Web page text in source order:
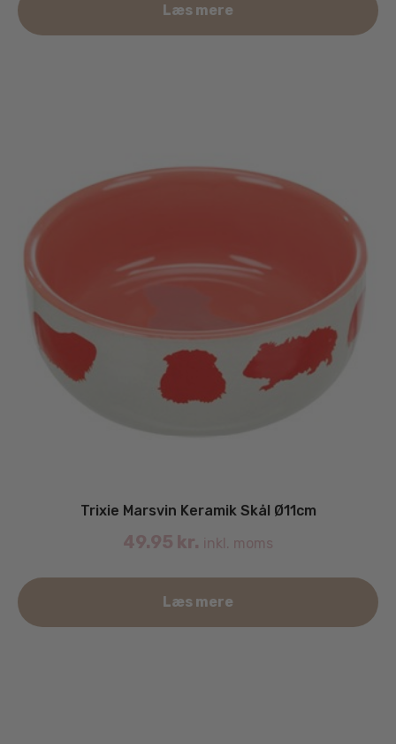
Læs mere
Trixie Marsvin Keramik Skål Ø11cm
49.95 kr. inkl. moms
Læs mere